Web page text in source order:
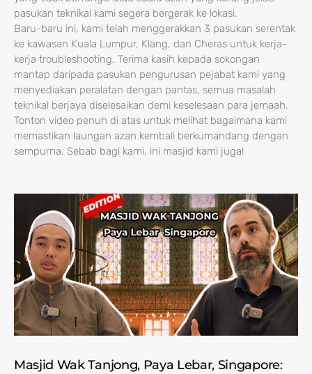
pasukan teknikal kami segera bergerak ke lokasi.
Baru-baru ini, kami telah menggerakkan 3 pasukan serentak
ke kawasan Kuala Lumpur, Klang, dan Cheras untuk kerja-
kerja troubleshooting. Terima kasih kepada sokongan
mantap daripada pasukan pengurusan pejabat kami yang
menyediakan peralatan dengan pantas, semua masalah
teknikal berjaya diselesaikan demi keselesaan para jemaah.
Tonton video penuh di atas untuk melihat bagaimana kami
memastikan laungan azan kembali berkumandang dengan
sempurna. Sebab bagi kami, ini masjid kami juga!
Masjid Wak Tanjong, Paya Lebar, Singapore: